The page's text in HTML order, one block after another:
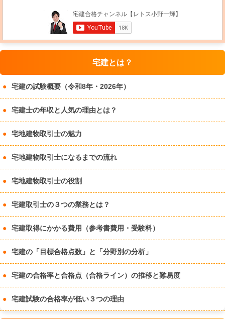
宅建とは？
宅建の試験概要（令和8年・2026年）
宅建士の年収と人気の理由とは？
宅地建物取引士の魅力
宅地建物取引士になるまでの流れ
宅地建物取引士の役割
宅建取引士の３つの業務とは？
宅建取得にかかる費用（参考書費用・受験料）
宅建の「目標合格点数」と「分野別の分析」
宅建の合格率と合格点（合格ライン）の推移と難易度
宅建試験の合格率が低い３つの理由